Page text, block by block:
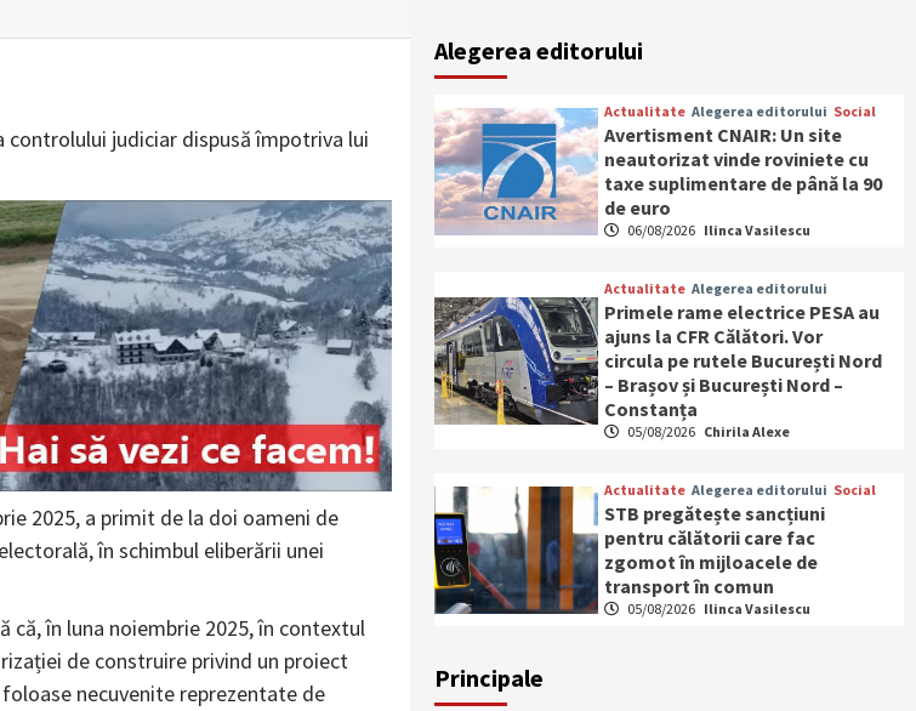
controlului judiciar dispusă împotriva lui
2025, a primit de la doi oameni de
în schimbul eliberării unei
că, în luna noiembrie 2025, în contextul
de construire privind un proiect
necuvenite reprezentate de
Alegerea editorului
Actualitate Alegerea editorului Social
Avertisment CNAIR: Un site
neautorizat vinde roviniete cu
taxe suplimentare de până la 90
de euro
06/08/2026 Ilinca Vasilescu
Actualitate Alegerea editorului
Primele rame electrice PESA au
ajuns la CFR Călători. Vor
circula pe rutele București Nord
– Brașov și București Nord –
Constanța
05/08/2026 Chirila Alexe
Actualitate Alegerea editorului Social
STB pregătește sancțiuni
pentru călătorii care fac
zgomot în mijloacele de
transport în comun
05/08/2026 Ilinca Vasilescu
Principale